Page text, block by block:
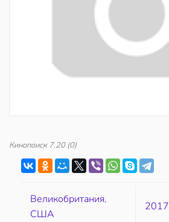
Кинопоиск 7.20(0)
Великобритания,
США
2017